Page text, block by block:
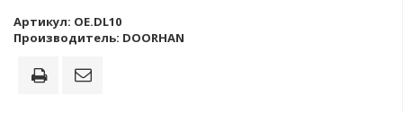
Артикул: OE.DL10
Производитель: DOORHAN